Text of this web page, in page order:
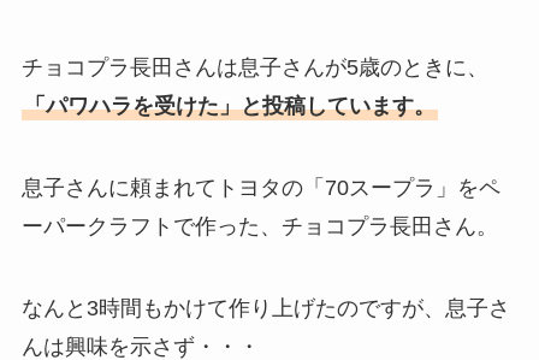
チョコプラ長田さんは息子さんが5歳のときに、
「パワハラを受けた」と投稿しています。
息子さんに頼まれてトヨタの「70スープラ」をペ
ーパークラフトで作った、チョコプラ長田さん。
なんと3時間もかけて作り上げたのですが、息子さ
んは興味を示さず・・・